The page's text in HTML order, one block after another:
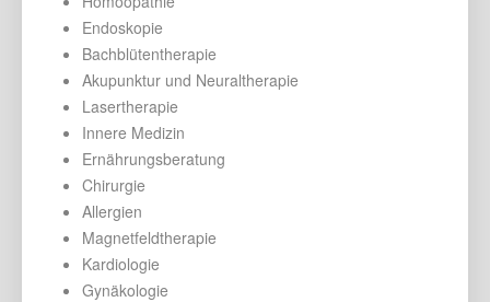
Endoskopie
Bachblütentherapie
Akupunktur und Neuraltherapie
Lasertherapie
Innere Medizin
Ernährungsberatung
Chirurgie
Allergien
Magnetfeldtherapie
Kardiologie
Gynäkologie